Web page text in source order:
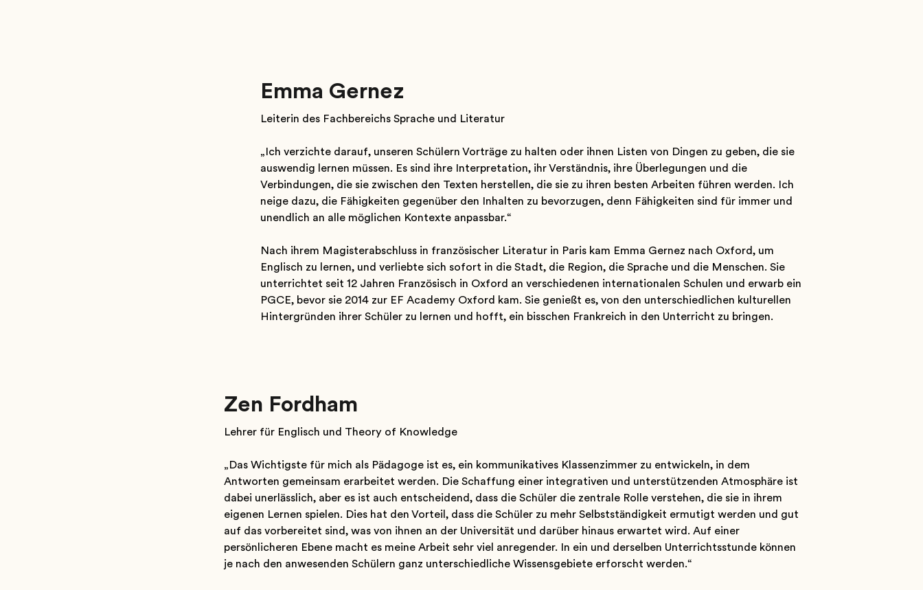
Emma Gernez
Leiterin des Fachbereichs Sprache und Literatur
„Ich verzichte darauf, unseren Schülern Vorträge zu halten oder ihnen Listen von Dingen zu geben, die sie
auswendig lernen müssen. Es sind ihre Interpretation, ihr Verständnis, ihre Überlegungen und die
Verbindungen, die sie zwischen den Texten herstellen, die sie zu ihren besten Arbeiten führen werden. Ich
neige dazu, die Fähigkeiten gegenüber den Inhalten zu bevorzugen, denn Fähigkeiten sind für immer und
unendlich an alle möglichen Kontexte anpassbar.“
Nach ihrem Magisterabschluss in französischer Literatur in Paris kam Emma Gernez nach Oxford, um
Englisch zu lernen, und verliebte sich sofort in die Stadt, die Region, die Sprache und die Menschen. Sie
unterrichtet seit 12 Jahren Französisch in Oxford an verschiedenen internationalen Schulen und erwarb ein
PGCE, bevor sie 2014 zur EF Academy Oxford kam. Sie genießt es, von den unterschiedlichen kulturellen
Hintergründen ihrer Schüler zu lernen und hofft, ein bisschen Frankreich in den Unterricht zu bringen.
Zen Fordham
Lehrer für Englisch und Theory of Knowledge
„Das Wichtigste für mich als Pädagoge ist es, ein kommunikatives Klassenzimmer zu entwickeln, in dem
Antworten gemeinsam erarbeitet werden. Die Schaffung einer integrativen und unterstützenden Atmosphäre ist
dabei unerlässlich, aber es ist auch entscheidend, dass die Schüler die zentrale Rolle verstehen, die sie in ihrem
eigenen Lernen spielen. Dies hat den Vorteil, dass die Schüler zu mehr Selbstständigkeit ermutigt werden und gut
auf das vorbereitet sind, was von ihnen an der Universität und darüber hinaus erwartet wird. Auf einer
persönlicheren Ebene macht es meine Arbeit sehr viel anregender. In ein und derselben Unterrichtsstunde können
je nach den anwesenden Schülern ganz unterschiedliche Wissensgebiete erforscht werden.“